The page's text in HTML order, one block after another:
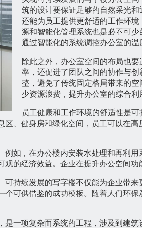
筑的设计要保证足够的自然采光和
还能为员工提供更舒适的工作环
源和智能化管理系统也是必不可
通过智能化的系统调控办公室的温
除此之外，办公室空间的布局也
率，还促进了团队之间的协作与
整，避免了传统固定格局带来的
少资源浪费，提升办公室的综合利
员工健康和工作环境的舒适性是
、健身房和绿化空间，员工可以在
如，在办公楼内安装水处理和再利
的经济效益。企业在提升办公空间功
持续发展的写字楼不仅能为企业带
可供借鉴的成功模板。随着人们环
一项复杂而系统的工程，涉及到建